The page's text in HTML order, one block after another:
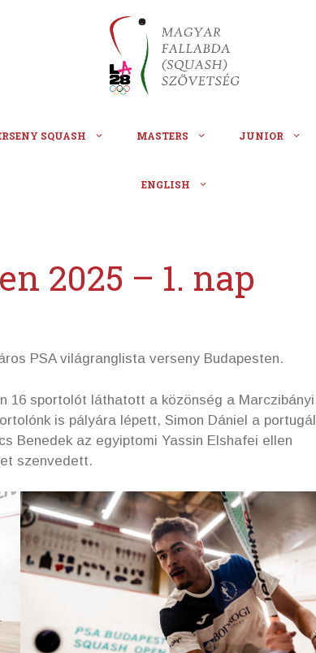
SQUASH MASTERS JUNIOR
ENGLISH
2025 – 1. nap
PSA világranglista verseny Budapesten.
16 sportolót láthatott a közönség a Marczibányi
is pályára lépett, Simon Dániel a portugál
Benedek az egyiptomi Yassin Elshafei ellen
szenvedett.